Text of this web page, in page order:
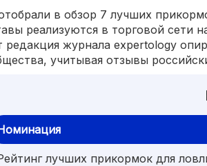
в обзор 7 лучших
реализуются в торговой сети
редакция журнала expertology
учитывая отзывы
лучших прикормок для